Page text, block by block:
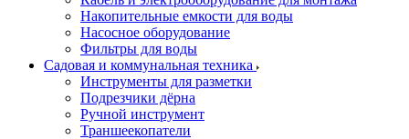
Накопительные емкости для воды
Насосное оборудование
Фильтры для воды
Садовая и коммунальная техника
Инструменты для разметки
Подрезчики дёрна
Ручной инструмент
Траншеекопатели